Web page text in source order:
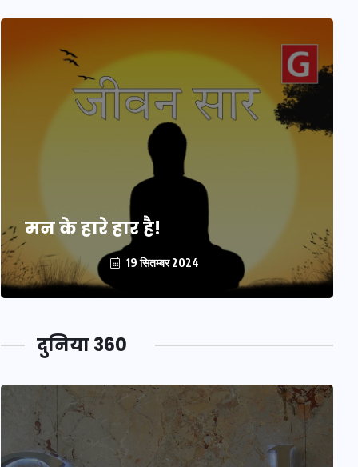
मन के हारे हार है!
19 सितम्बर 2024
दुनिया 360